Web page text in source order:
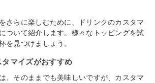
さらに楽しむために、ドリンクのカスタマ
ついて紹介します。様々なトッピングを試
を見つけましょう。
マイズがおすすめ
、そのままでも美味しいですが、カスタマ